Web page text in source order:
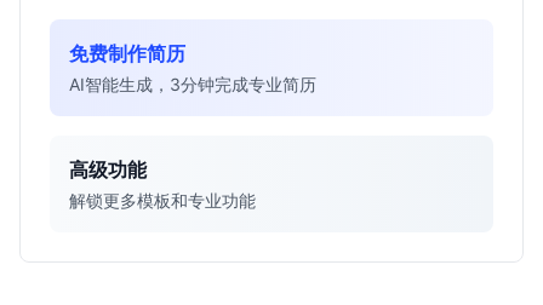
免费制作简历
AI智能生成，3分钟完成专业简历
高级功能
解锁更多模板和专业功能